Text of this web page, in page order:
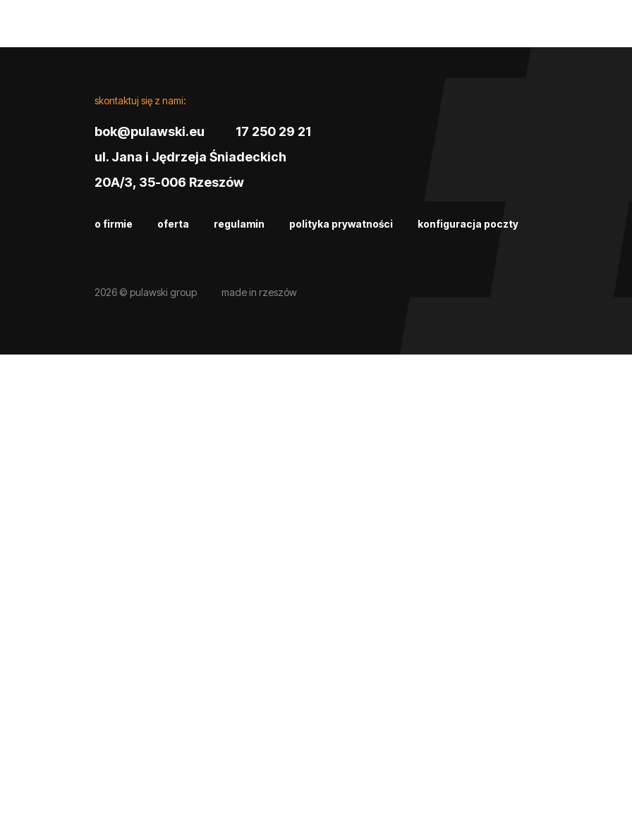
skontaktuj się z nami:
bok@pulawski.eu
17 250 29 21
ul. Jana i Jędrzeja Śniadeckich
20A/3, 35-006 Rzeszów
o firmie oferta regulamin polityka prywatności konfiguracja poczty
2026 © pulawski group made in rzeszów